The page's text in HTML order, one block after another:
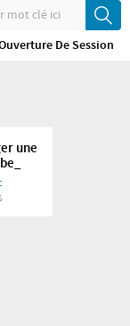
De Session
une